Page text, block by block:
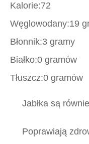
Kalorie:72
Węglowodany:19
Błonnik:3 gramy
Białko:0 gramów
Tłuszcz:0 gramów
Jabłka są
Poprawiają